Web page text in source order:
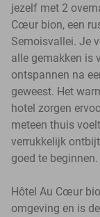
jezelf met 2
Cœur bion, een
Semoisvallei. Je
alle gemakken is
ontspannen na
geweest. Het
hotel zorgen
meteen thuis
verrukkelijk
goed te beginnen.
Hôtel Au Cœur
omgeving en is